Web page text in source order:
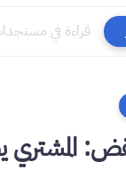
​قراءة في مستجدات القانون رقم